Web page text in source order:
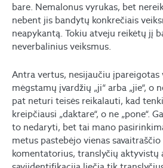
bare. Nemalonus vyrukas, bet
nebent jis bandytų konkrečiais
neapykantą. Tokiu atveju reikėtų jį
neverbalinius veiksmus.
Antra vertus, nesijaučiu
mėgstamų įvardžių „ji“ arba „jie“, o
pat neturi teisės reikalauti, kad
kreipčiausi „daktare“, o ne „pone“.
to nedaryti, bet tai mano
metus pastebėjo vienas savaitraščio
komentatorius, translyčių aktyvistų